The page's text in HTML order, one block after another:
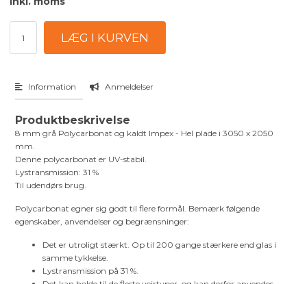
Information Anmeldelser
Produktbeskrivelse
8 mm grå Polycarbonat og kaldt Impex - Hel plade i 3050 x 2050
mm.
Denne polycarbonat er UV-stabil.
Lystransmission: 31 %
Til udendørs brug.
Polycarbonat egner sig godt til flere formål. Bemærk følgende
egenskaber, anvendelser og begrænsninger:
Det er utroligt stærkt. Op til 200 gange stærkere end glas i
samme tykkelse.
Lystransmission på 31 %.